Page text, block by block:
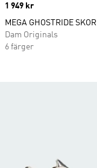
Price
1 949 kr
MEGA GHOSTRIDE SKOR
Dam Originals
6 färger